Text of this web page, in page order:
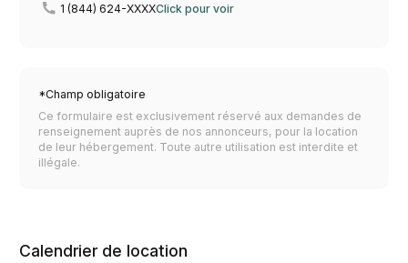
1 (844) 624-XXXXClick pour voir
*Champ obligatoire
Ce formulaire est exclusivement réservé aux demandes de
renseignement auprès de nos annonceurs, pour la location
de leur hébergement. Toute autre utilisation est interdite et
illégale.
Calendrier de location